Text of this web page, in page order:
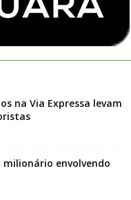
na Via Expressa levam
envolvendo